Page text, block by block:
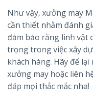
Như vậy, xưởng may
cần thiết nhằm đánh
đảm bảo rằng linh vật
trọng trong việc xây
khách hàng. Hãy để
xưởng may hoặc liên
đáp mọi thắc mắc nha!